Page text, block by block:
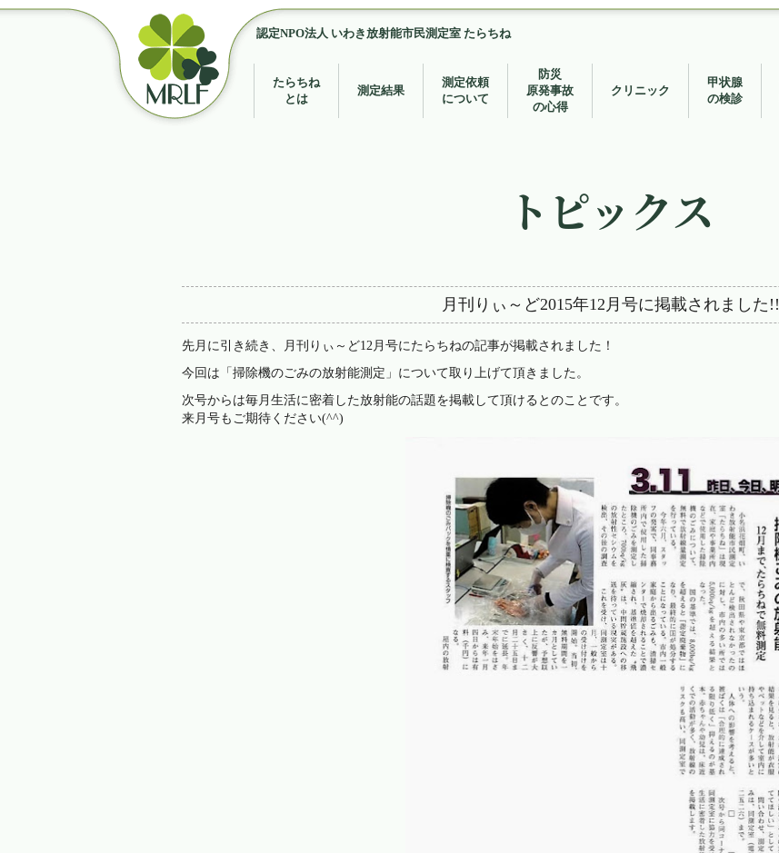
認定NPO法人 いわき放射能市民測定室 たらちね
たらちね
とは
測定結果
測定依頼
について
防災
原発事故
の心得
クリニック
甲状腺
の検診
トピックス
月刊りぃ～ど2015年12月号に掲載されました!!
先月に引き続き、月刊りぃ～ど12月号にたらちねの記事が掲載されました！
今回は「掃除機のごみの放射能測定」について取り上げて頂きました。
次号からは毎月生活に密着した放射能の話題を掲載して頂けるとのことです。
来月号もご期待ください(^^)